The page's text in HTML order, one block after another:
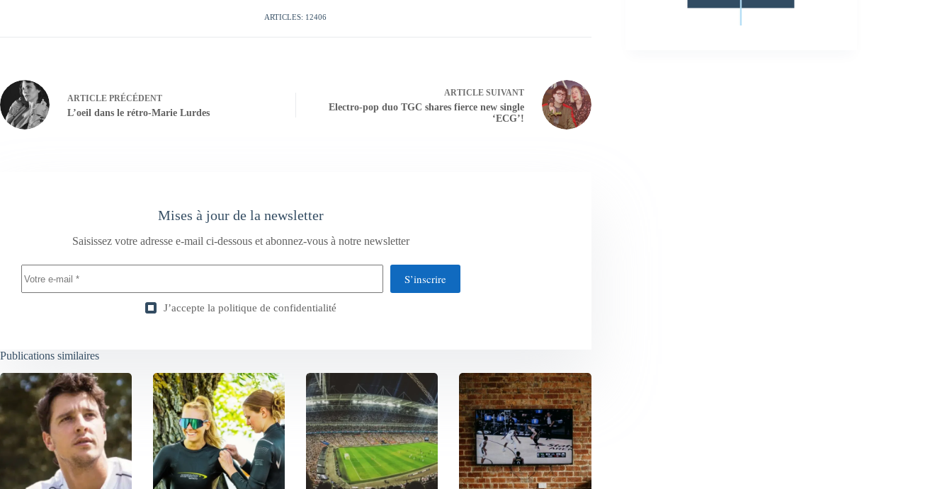
ARTICLES: 12406
ARTICLE PRÉCÉDENT
L’oeil dans le rétro-Marie Lurdes
ARTICLESUIVANT
Electro-pop duo TGC shares fierce new single
‘ECG’!
Mises à jour de la newsletter
Saisissez votre adresse e-mail ci-dessous et abonnez-vous à notre newsletter
S’inscrire
J’accepte la politique de confidentialité
Publications similaires